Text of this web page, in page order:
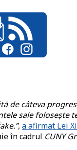
de câteva
sale folosește
, a afirmat Lei
în cadrul CUNY